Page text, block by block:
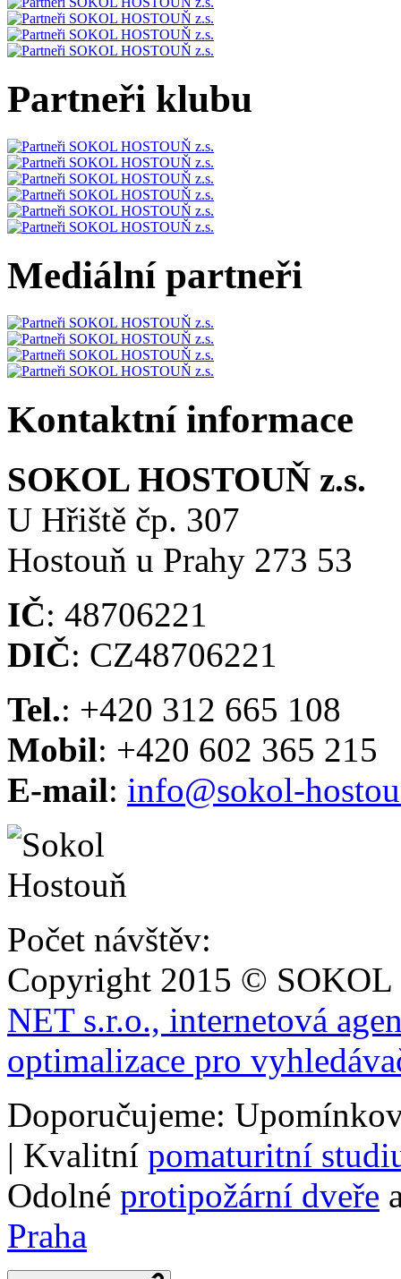
Partneři klubu
Mediální partneři
Kontaktní informace
SOKOL HOSTOUŇ z.s.
U Hřiště čp. 307
Hostouň u Prahy 273 53
IČ: 48706221
DIČ: CZ48706221
Tel.: +420 312 665 108
Mobil: +420 602 365 215
E-mail: info@sokol-
Počet návštěv:
Copyright 2015 ©
NET s.r.o., internetová
optimalizace pro
Doporučujeme:
| Kvalitní pomaturitní
Odolné protipožární dveře
Praha